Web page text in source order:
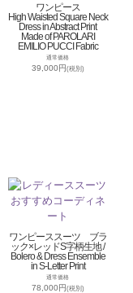
ワンピース
High Waisted Square Neck
Dress in Abstract Print
Made of PAROLARI
EMILIO PUCCI Fabric
通常価格
39,000円(税別)
ワンピーススーツ ブラ
ック×レッドS字柄生地 /
Bolero & Dress Ensemble
in S-Letter Print
通常価格
78,000円(税別)